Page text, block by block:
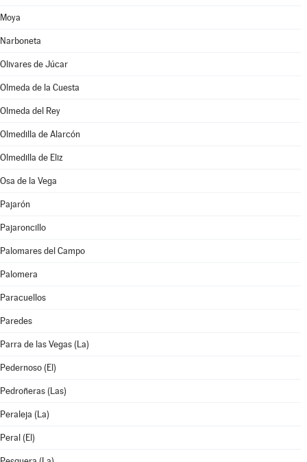
Moya
Narboneta
Olivares de Júcar
Olmeda de la Cuesta
Olmeda del Rey
Olmedilla de Alarcón
Olmedilla de Eliz
Osa de la Vega
Pajarón
Pajaroncillo
Palomares del Campo
Palomera
Paracuellos
Paredes
Parra de las Vegas (La)
Pedernoso (El)
Pedroñeras (Las)
Peraleja (La)
Peral (El)